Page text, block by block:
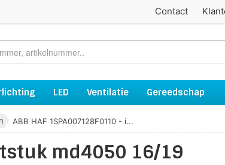
Contact
LED Ventilatie Gereedschap
ABB HAF 1SPA007128F0110 - i...
md4050 16/19